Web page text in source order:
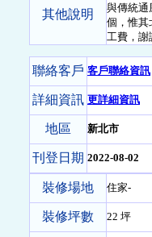
其他說明
與傳統通
個，惟其
工費，謝
聯絡客戶 客戶聯絡資訊
詳細資訊 更詳細資訊
地區 新北市
刊登日期 2022-08-02
裝修場地 住家-
裝修坪數 22 坪